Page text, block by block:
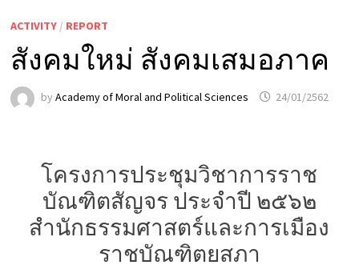
ACTIVITY/ REPORT
สังคมใหม่ สังคมเสมอภาค
by Academy of Moral and Political Sciences 24/01/2562
โครงการประชุมวิชาการราช
บัณฑิตสัญจร ประจำปี ๒๕๖๒
สำนักธรรมศาสตร์และการเมือง
ราชบัณฑิตยสภา